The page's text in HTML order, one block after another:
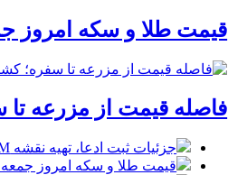
قیمت طلا و سکه امروز جمعه ۱۶ مرداد/ کاهش قیمت ها+
فاصله قیمت از مزرعه تا
جزئیات ثبت ادعا، تهیه نقشه UTM و ارائه مادر سند اعلام شد
قیمت طلا و سکه امروز جمعه ۱۶ مرداد/ کاهش قیمت ها+ جدول و جزییات